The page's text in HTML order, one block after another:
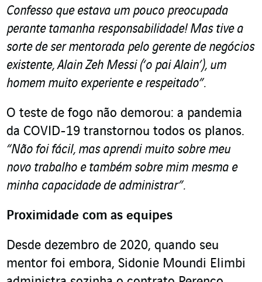
Confesso que estava um pouco preocupada
perante tamanha responsabilidade! Mas tive a
sorte de ser mentorada pelo gerente de negócios
existente, Alain Zeh Messi (‘o pai Alain’), um
homem muito experiente e respeitado”.
O teste de fogo não demorou: a pandemia
da COVID-19 transtornou todos os planos.
“Não foi fácil, mas aprendi muito sobre meu
novo trabalho e também sobre mim mesma e
minha capacidade de administrar”.
Proximidade com as equipes
Desde dezembro de 2020, quando seu
mentor foi embora, Sidonie Moundi Elimbi